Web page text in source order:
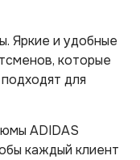
Яркие и удобные
которые
для
ADIDAS
каждый клиент